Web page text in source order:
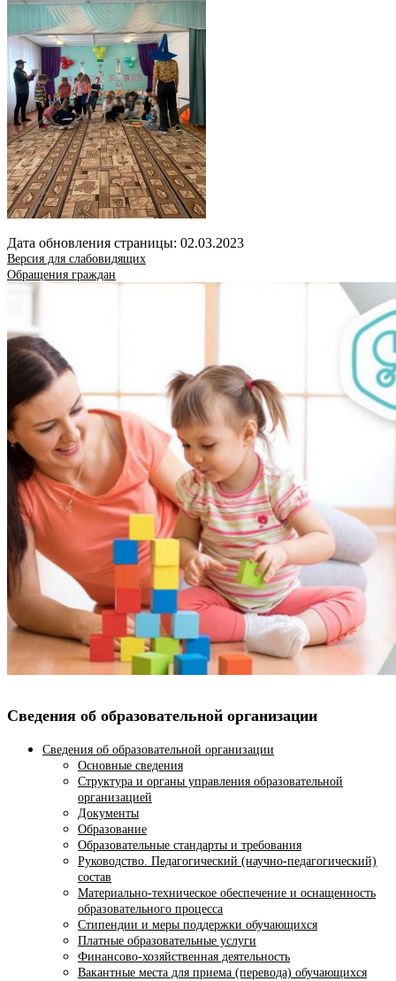
Дата обновления страницы: 02.03.2023
Версия для слабовидящих
Обращения граждан
Сведения об образовательной организации
Сведения об образовательной организации
Основные сведения
Структура и органы управления образовательной
организацией
Документы
Образование
Образовательные стандарты и требования
Руководство. Педагогический (научно-педагогический)
состав
Материально-техническое обеспечение и оснащенность
образовательного процесса
Стипендии и меры поддержки обучающихся
Платные образовательные услуги
Финансово-хозяйственная деятельность
Вакантные места для приема (перевода) обучающихся